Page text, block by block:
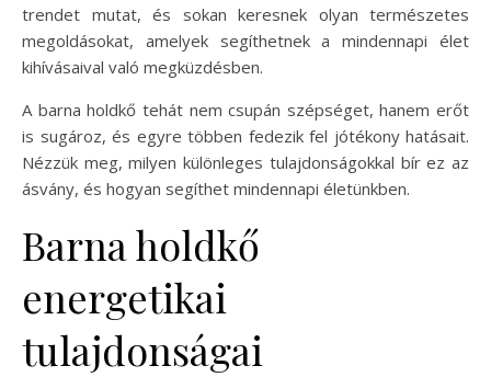
trendet mutat, és sokan keresnek olyan természetes
megoldásokat, amelyek segíthetnek a mindennapi élet
kihívásaival való megküzdésben.
A barna holdkő tehát nem csupán szépséget, hanem erőt
is sugároz, és egyre többen fedezik fel jótékony hatásait.
Nézzük meg, milyen különleges tulajdonságokkal bír ez az
ásvány, és hogyan segíthet mindennapi életünkben.
Barna holdkő
energetikai
tulajdonságai